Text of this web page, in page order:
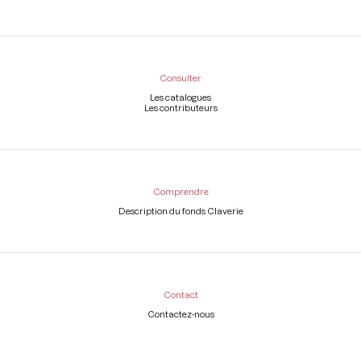
Consulter
Les catalogues
Les contributeurs
Comprendre
Description du fonds Claverie
Contact
Contactez-nous